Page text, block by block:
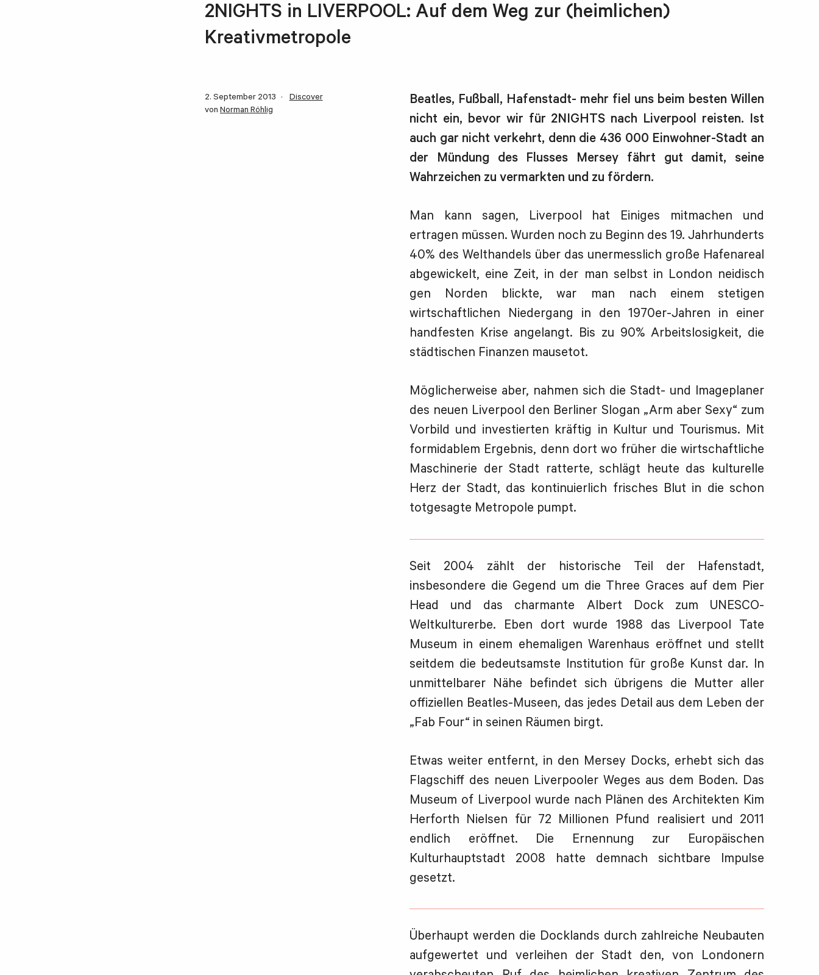
2NIGHTS in LIVERPOOL: Auf dem Weg zur (heimlichen)
Kreativmetropole
2. September 2013
Discover
von Norman Röhlig
Beatles, Fußball, Hafenstadt- mehr fiel uns beim besten Willen
nicht ein, bevor wir für 2NIGHTS nach Liverpool reisten. Ist
auch gar nicht verkehrt, denn die 436 000 Einwohner-Stadt an
der Mündung des Flusses Mersey fährt gut damit, seine
Wahrzeichen zu vermarkten und zu fördern.
Man kann sagen, Liverpool hat Einiges mitmachen und
ertragen müssen. Wurden noch zu Beginn des 19. Jahrhunderts
40% des Welthandels über das unermesslich große Hafenareal
abgewickelt, eine Zeit, in der man selbst in London neidisch
gen Norden blickte, war man nach einem stetigen
wirtschaftlichen Niedergang in den 1970er-Jahren in einer
handfesten Krise angelangt. Bis zu 90% Arbeitslosigkeit, die
städtischen Finanzen mausetot.
Möglicherweise aber, nahmen sich die Stadt- und Imageplaner
des neuen Liverpool den Berliner Slogan „Arm aber Sexy“ zum
Vorbild und investierten kräftig in Kultur und Tourismus. Mit
formidablem Ergebnis, denn dort wo früher die wirtschaftliche
Maschinerie der Stadt ratterte, schlägt heute das kulturelle
Herz der Stadt, das kontinuierlich frisches Blut in die schon
totgesagte Metropole pumpt.
Seit 2004 zählt der historische Teil der Hafenstadt,
insbesondere die Gegend um die Three Graces auf dem Pier
Head und das charmante Albert Dock zum UNESCO-
Weltkulturerbe. Eben dort wurde 1988 das Liverpool Tate
Museum in einem ehemaligen Warenhaus eröffnet und stellt
seitdem die bedeutsamste Institution für große Kunst dar. In
unmittelbarer Nähe befindet sich übrigens die Mutter aller
offiziellen Beatles-Museen, das jedes Detail aus dem Leben der
„Fab Four“ in seinen Räumen birgt.
Etwas weiter entfernt, in den Mersey Docks, erhebt sich das
Flagschiff des neuen Liverpooler Weges aus dem Boden. Das
Museum of Liverpool wurde nach Plänen des Architekten Kim
Herforth Nielsen für 72 Millionen Pfund realisiert und 2011
endlich eröffnet. Die Ernennung zur Europäischen
Kulturhauptstadt 2008 hatte demnach sichtbare Impulse
gesetzt.
Überhaupt werden die Docklands durch zahlreiche Neubauten
aufgewertet und verleihen der Stadt den, von Londonern